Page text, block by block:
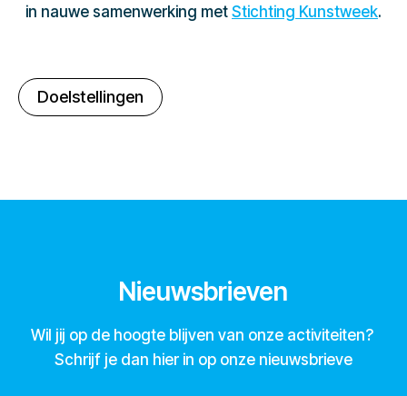
in nauwe samenwerking met Stichting Kunstweek.
Doelstellingen
Nieuwsbrieven
Wil jij op de hoogte blijven van onze activiteiten?
Schrijf je dan hier in op onze nieuwsbrieve